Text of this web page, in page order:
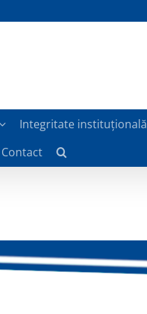
Integritate instituțională
Contact